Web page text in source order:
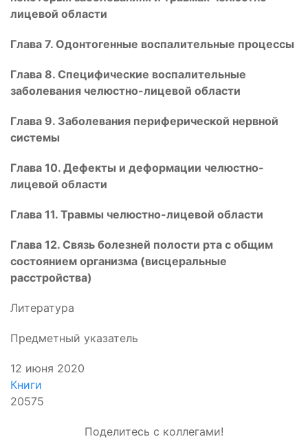
лицевой области
Глава 7. Одонтогенные воспалительные процессы
Глава 8. Специфические воспалительные
заболевания челюстно-лицевой области
Глава 9. Заболевания периферической нервной
системы
Глава 10. Дефекты и деформации челюстно-
лицевой области
Глава 11. Травмы челюстно-лицевой области
Глава 12. Связь болезней полости рта с общим
состоянием организма (висцеральные
расстройства)
Литература
Предметный указатель
12 июня 2020
Книги
20575
Поделитесь с коллегами!